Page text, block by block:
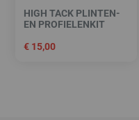
HIGH TACK PLINTEN-
EN PROFIELENKIT
€ 15,00